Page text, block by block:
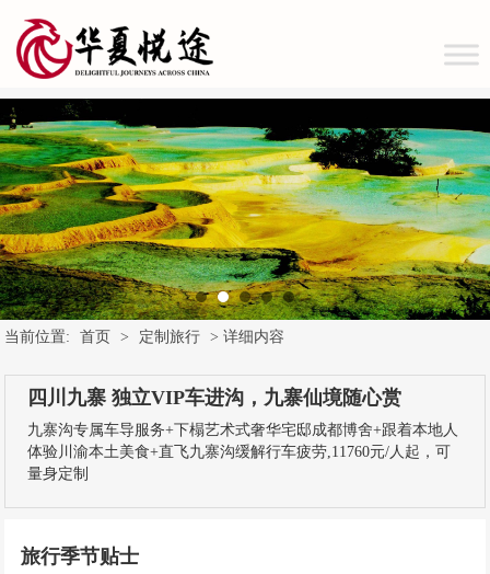
当前位置: 首页 > 定制旅行 > 详细内容
四川九寨 独立VIP车进沟，九寨仙境随心赏
九寨沟专属车导服务+下榻艺术式奢华宅邸成都博舍+跟着本地人
体验川渝本土美食+直飞九寨沟缓解行车疲劳,11760元/人起，可
量身定制
旅行季节贴士